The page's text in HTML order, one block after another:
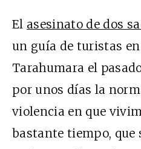
El asesinato de dos
un guía de turistas
Tarahumara el
por unos días la
violencia en que
bastante tiempo, que